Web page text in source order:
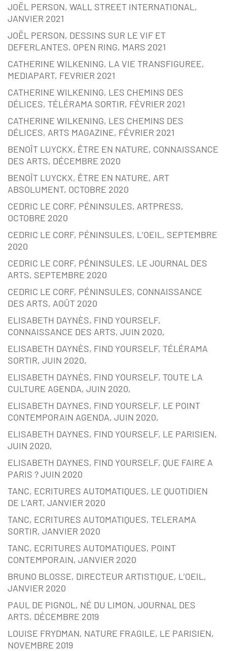
JOËL PERSON, WALL STREET INTERNATIONAL,
JANVIER 2021
JOËL PERSON, DESSINS SUR LE VIF ET
DEFERLANTES, OPEN RING, MARS 2021
CATHERINE WILKENING, LA VIE TRANSFIGUREE,
MEDIAPART, FEVRIER 2021
CATHERINE WILKENING, LES CHEMINS DES
DÉLICES, TÉLÉRAMA SORTIR, FÉVRIER 2021
CATHERINE WILKENING, LES CHEMINS DES
DÉLICES, ARTS MAGAZINE, FÉVRIER 2021
BENOÎT LUYCKX, ÊTRE EN NATURE, CONNAISSANCE
DES ARTS, DÉCEMBRE 2020
BENOÎT LUYCKX, ÊTRE EN NATURE, ART
ABSOLUMENT, OCTOBRE 2020
CEDRIC LE CORF, PÉNINSULES, ARTPRESS,
OCTOBRE 2020
CEDRIC LE CORF, PÉNINSULES, L’OEIL, SEPTEMBRE
2020
CEDRIC LE CORF, PÉNINSULES, LE JOURNAL DES
ARTS, SEPTEMBRE 2020
CEDRIC LE CORF, PÉNINSULES, CONNAISSANCE
DES ARTS, AOÛT 2020
ELISABETH DAYNÈS, FIND YOURSELF,
CONNAISSANCE DES ARTS, JUIN 2020,
ELISABETH DAYNÈS, FIND YOURSELF, TÉLÉRAMA
SORTIR, JUIN 2020,
ELISABETH DAYNÈS, FIND YOURSELF, TOUTE LA
CULTURE AGENDA, JUIN 2020,
ELISABETH DAYNES, FIND YOURSELF, LE POINT
CONTEMPORAIN AGENDA, JUIN 2020,
ELISABETH DAYNES, FIND YOURSELF, LE PARISIEN,
JUIN 2020,
ELISABETH DAYNES, FIND YOURSELF, QUE FAIRE A
PARIS ? JUIN 2020
TANC, ECRITURES AUTOMATIQUES, LE QUOTIDIEN
DE L’ART, JANVIER 2020
TANC, ECRITURES AUTOMATIQUES, TELERAMA
SORTIR, JANVIER 2020
TANC, ECRITURES AUTOMATIQUES, POINT
CONTEMPORAIN, JANVIER 2020
BRUNO BLOSSE, DIRECTEUR ARTISTIQUE, L’OEIL,
JANVIER 2020
PAUL DE PIGNOL, NÉ DU LIMON, JOURNAL DES
ARTS, DÉCEMBRE 2019
LOUISE FRYDMAN, NATURE FRAGILE, LE PARISIEN,
NOVEMBRE 2019